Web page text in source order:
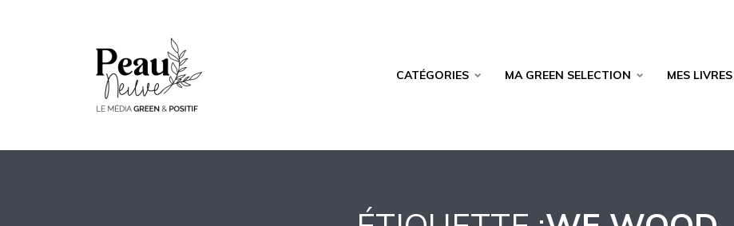
CATÉGORIES MA GREEN SELECTION MES LIVRES